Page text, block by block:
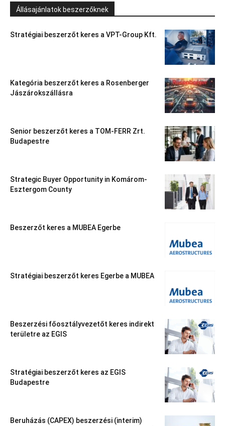
Állásajánlatok beszerzőknek
Stratégiai beszerzőt keres a VPT-Group Kft.
Kategória beszerzőt keres a Rosenberger
Jászárokszállásra
Senior beszerzőt keres a TOM-FERR Zrt.
Budapestre
Strategic Buyer Opportunity in Komárom-
Esztergom County
Beszerzőt keres a MUBEA Egerbe
Stratégiai beszerzőt keres Egerbe a MUBEA
Beszerzési főosztályvezetőt keres indirekt
területre az EGIS
Stratégiai beszerzőt keres az EGIS
Budapestre
Beruházás (CAPEX) beszerzési (interim)